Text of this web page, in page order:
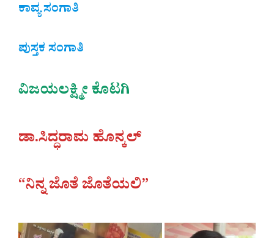
ಕಾವ್ಯ ಸಂಗಾತಿ
ಪುಸ್ತಕ ಸಂಗಾತಿ
ವಿಜಯಲಕ್ಷ್ಮೀ ಕೊಟಗಿ
ಡಾ.ಸಿದ್ಧರಾಮ ಹೊನ್ಕಲ್
“ನಿನ್ನ ಜೊತೆ ಜೊತೆಯಲಿ”